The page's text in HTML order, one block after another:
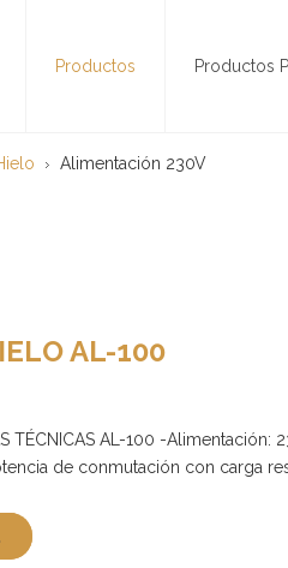
Productos Productos
Alimentación 230V
AL-100
TÉCNICAS AL-100 -
de conmutación con carga